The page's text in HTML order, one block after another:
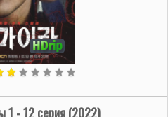
1 - 12 серия (2022)